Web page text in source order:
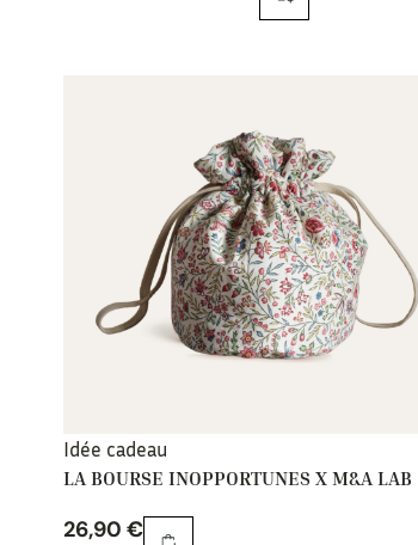
Idée cadeau
LA BOURSE INOPPORTUNES X M&A LAB
26,90€